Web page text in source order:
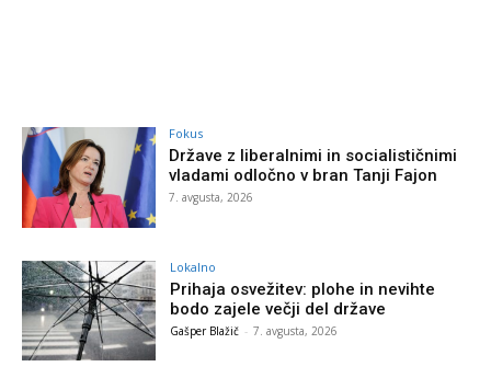
Fokus
Države z liberalnimi in socialističnimi
vladami odločno v bran Tanji Fajon
7. avgusta, 2026
Lokalno
Prihaja osvežitev: plohe in nevihte
bodo zajele večji del države
Gašper Blažič - 7. avgusta, 2026